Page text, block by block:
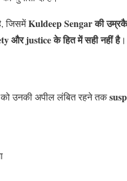
जिसमेंKuldeep Sengar की
और justice के हित में सही नहीं है।
उनकी अपील लंबित रहने तक